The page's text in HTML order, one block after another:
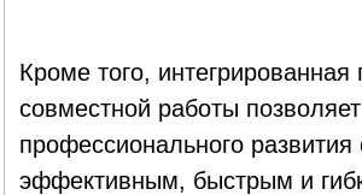
Кроме того,
совместной работы
профессионального
эффективным, быстрым и